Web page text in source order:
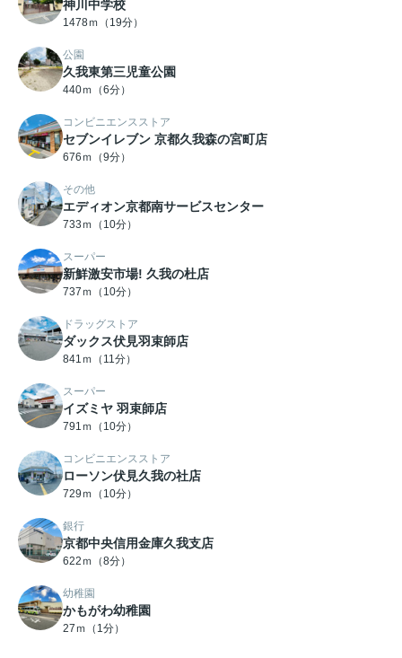
神川中学校
1478ｍ（19分）
公園
久我東第三児童公園
440ｍ（6分）
コンビニエンスストア
セブンイレブン 京都久我森の宮町店
676ｍ（9分）
その他
エディオン京都南サービスセンター
733ｍ（10分）
スーパー
新鮮激安市場! 久我の杜店
737ｍ（10分）
ドラッグストア
ダックス伏見羽束師店
841ｍ（11分）
スーパー
イズミヤ 羽束師店
791ｍ（10分）
コンビニエンスストア
ローソン伏見久我の社店
729ｍ（10分）
銀行
京都中央信用金庫久我支店
622ｍ（8分）
幼稚園
かもがわ幼稚園
27ｍ（1分）